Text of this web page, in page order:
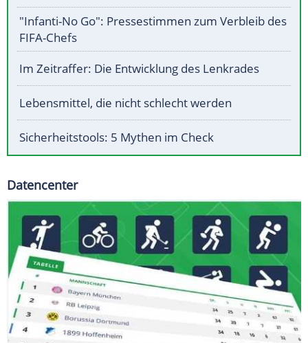
"Infanti-No Go": Pressestimmen zum Verbleib des
FIFA-Chefs
Im Zeitraffer: Die Entwicklung des Lenkrades
Lebensmittel, die nicht schlecht werden
Sicherheitstools: 5 Mythen im Check
Datencenter